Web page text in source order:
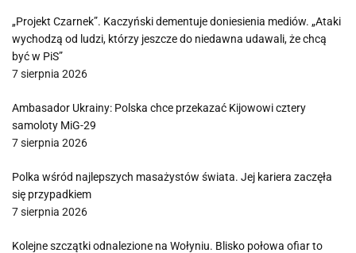
„Projekt Czarnek”. Kaczyński dementuje doniesienia mediów. „Ataki
wychodzą od ludzi, którzy jeszcze do niedawna udawali, że chcą
być w PiS”
7 sierpnia 2026
Ambasador Ukrainy: Polska chce przekazać Kijowowi cztery
samoloty MiG-29
7 sierpnia 2026
Polka wśród najlepszych masażystów świata. Jej kariera zaczęła
się przypadkiem
7 sierpnia 2026
Kolejne szczątki odnalezione na Wołyniu. Blisko połowa ofiar to